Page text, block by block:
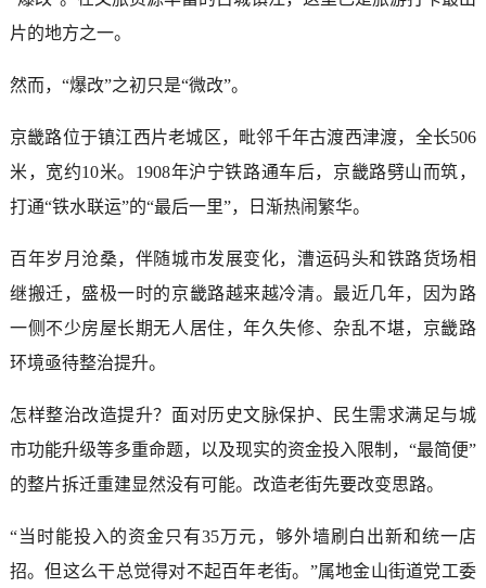
片的地方之一。
然而，“爆改”之初只是“微改”。
京畿路位于镇江西片老城区，毗邻千年古渡西津渡，全长506
米，宽约10米。1908年沪宁铁路通车后，京畿路劈山而筑，
打通“铁水联运”的“最后一里”，日渐热闹繁华。
百年岁月沧桑，伴随城市发展变化，漕运码头和铁路货场相
继搬迁，盛极一时的京畿路越来越冷清。最近几年，因为路
一侧不少房屋长期无人居住，年久失修、杂乱不堪，京畿路
环境亟待整治提升。
怎样整治改造提升？面对历史文脉保护、民生需求满足与城
市功能升级等多重命题，以及现实的资金投入限制，“最简便”
的整片拆迁重建显然没有可能。改造老街先要改变思路。
“当时能投入的资金只有35万元，够外墙刷白出新和统一店
招。但这么干总觉得对不起百年老街。”属地金山街道党工委